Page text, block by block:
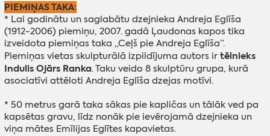
PIEMIŅAS TAKA:
* Lai godinātu un saglabātu dzejnieka Andreja Eglīša
(1912-2006) piemiņu, 2007. gadā Ļaudonas kapos tika
izveidota piemiņas taka „Ceļš pie Andreja Eglīša”.
Piemiņas vietas skulpturālā izpildījuma autors ir tēlnieks
Indulis Ojārs Ranka. Taku veido 8 skulptūru grupa, kurā
asociatīvi attēloti Andreja Eglīša dzejas motīvi.
* 50 metrus garā taka sākas pie kapličas un tālāk ved pa
kapsētas gravu, līdz nonāk pie ievērojamā dzejnieka un
viņa mātes Emīlijas Eglītes kapavietas.